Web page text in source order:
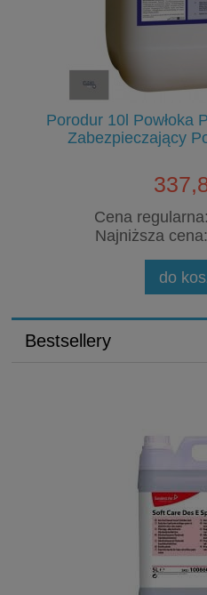
Porodur 10l Powłoka
Zabezpieczający
Cena
Najniższa
do
Bestsellery